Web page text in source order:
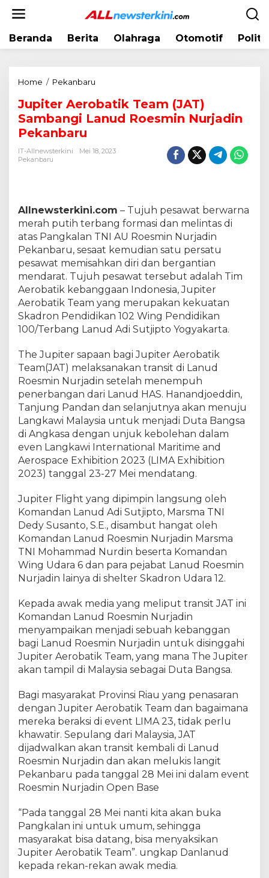
Beranda Berita Olahraga Otomotif
Home / Pekanbaru
p
i
r
b
a
t
i
k
T
e
m
(
J
T
)
S
a
m
b
a
g
i
L
n
u
d
R
o
e
s
N
u
r
j
a
n
P
e
a
n
b
a
u
Jupiter Aerobatik Team (JAT)
Sambangi Lanud Roesmin Nurjadin
Pekanbaru
IT-Allnewsterkini
Mei 18, 2023
Pekanbaru
Allnewsterkini.com – Tujuh pesawat berwarna
merah putih terbang formasi dan melintas di
atas Pangkalan TNI AU Roesmin Nurjadin
Pekanbaru, sesaat kemudian satu persatu
pesawat memisahkan diri dan bergantian
mendarat. Tujuh pesawat tersebut adalah Tim
Aerobatik kebanggaan Indonesia, Jupiter
Aerobatik Team yang merupakan kekuatan
Skadron Pendidikan 102 Wing Pendidikan
100/Terbang Lanud Adi Sutjipto Yogyakarta.
The Jupiter sapaan bagi Jupiter Aerobatik
Team(JAT) melaksanakan transit di Lanud
Roesmin Nurjadin setelah menempuh
penerbangan dari Lanud HAS. Hanandjoeddin,
Tanjung Pandan dan selanjutnya akan menuju
Langkawi Malaysia untuk menjadi Duta Bangsa
di Angkasa dengan unjuk kebolehan dalam
even Langkawi International Maritime and
Aerospace Exhibition 2023 (LIMA Exhibition
2023) tanggal 23-27 Mei mendatang.
Jupiter Flight yang dipimpin langsung oleh
Komandan Lanud Adi Sutjipto, Marsma TNI
Dedy Susanto, S.E., disambut hangat oleh
Komandan Lanud Roesmin Nurjadin Marsma
TNI Mohammad Nurdin beserta Komandan
Wing Udara 6 dan para pejabat Lanud Roesmin
Nurjadin lainya di shelter Skadron Udara 12.
Kepada awak media yang meliput transit JAT ini
Komandan Lanud Roesmin Nurjadin
menyampaikan menjadi sebuah kebanggan
bagi Lanud Roesmin Nurjadin untuk disinggahi
Jupiter Aerobatik Team, yang mana The Jupiter
akan tampil di Malaysia sebagai Duta Bangsa.
Bagi masyarakat Provinsi Riau yang penasaran
dengan Jupiter Aerobatik Team dan bagaimana
mereka beraksi di event LIMA 23, tidak perlu
khawatir. Sepulang dari Malaysia, JAT
dijadwalkan akan transit kembali di Lanud
Roesmin Nurjadin dan akan melukis langit
Pekanbaru pada tanggal 28 Mei ini dalam event
Roesmin Nurjadin Open Base
“Pada tanggal 28 Mei nanti kita akan buka
Pangkalan ini untuk umum, sehingga
masyarakat bisa datang, bisa menyaksikan
Jupiter Aerobatik Team”. ungkap Danlanud
kepada rekan-rekan awak media.